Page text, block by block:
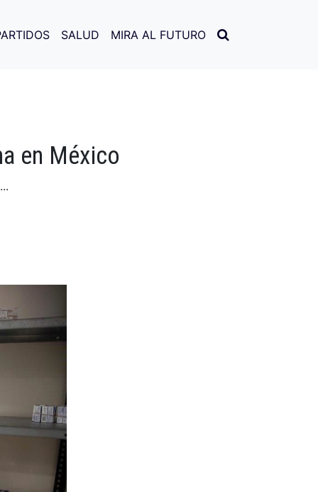
SALUD MIRA AL FUTURO
en México